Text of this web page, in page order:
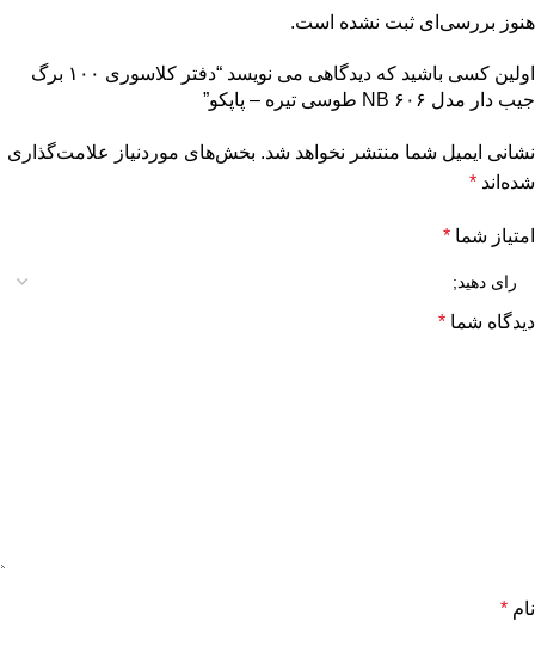
هنوز بررسی‌ای ثبت نشده است.
اولین کسی باشید که دیدگاهی می نویسد “دفتر کلاسوری ۱۰۰ برگ
جیب دار مدل ۶۰۶ NB طوسی تیره – پاپکو”
نشانی ایمیل شما منتشر نخواهد شد. بخش‌های موردنیاز علامت‌گذاری
شده‌اند *
امتیاز شما *
دیدگاه شما *
نام *